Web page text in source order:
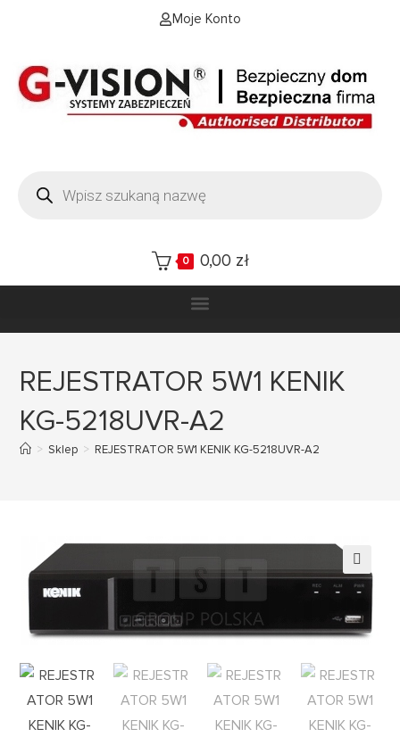
Moje Konto
0 0,00 zł
REJESTRATOR 5W1 KENIK
KG-5218UVR-A2
> Sklep > REJESTRATOR 5W1 KENIK KG-5218UVR-A2
🔍